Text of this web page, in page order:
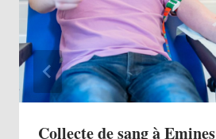
Collecte de sang à Emines